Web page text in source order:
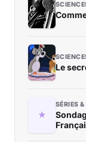
Le
SÉRIES